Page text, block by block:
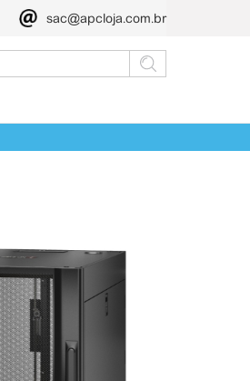
sac@apcloja.com.br